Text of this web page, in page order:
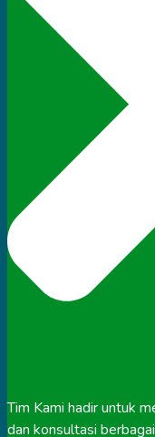
Tim Kami hadir untuk
dan konsultasi